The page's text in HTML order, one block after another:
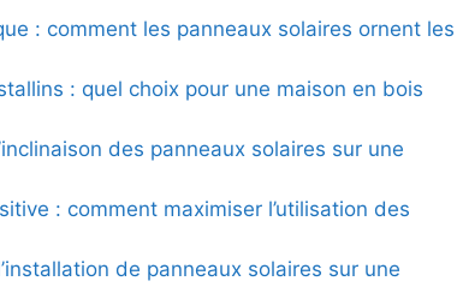
: comment ⁢les panneaux solaires ornent les⁣
: quel choix⁢ pour une maison en bois
⁤des panneaux ⁤solaires sur une‍
: comment maximiser l’utilisation des
de panneaux​ solaires sur une